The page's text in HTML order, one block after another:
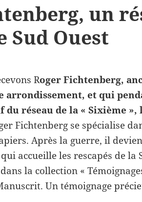
un
Sud Ouest
Roger Fichtenberg,
arrondissement, et qui
réseau de la « Sixième »,
Fichtenberg se spécialise
Après la guerre, il
accueille les rescapés de la
la collection «
Un témoignage